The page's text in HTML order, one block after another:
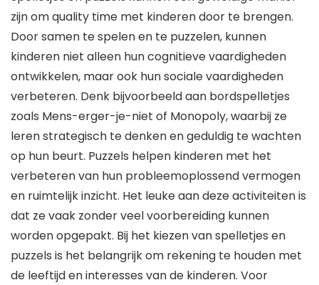
zijn om quality time met kinderen door te brengen.
Door samen te spelen en te puzzelen, kunnen
kinderen niet alleen hun cognitieve vaardigheden
ontwikkelen, maar ook hun sociale vaardigheden
verbeteren. Denk bijvoorbeeld aan bordspelletjes
zoals Mens-erger-je-niet of Monopoly, waarbij ze
leren strategisch te denken en geduldig te wachten
op hun beurt. Puzzels helpen kinderen met het
verbeteren van hun probleemoplossend vermogen
en ruimtelijk inzicht. Het leuke aan deze activiteiten is
dat ze vaak zonder veel voorbereiding kunnen
worden opgepakt. Bij het kiezen van spelletjes en
puzzels is het belangrijk om rekening te houden met
de leeftijd en interesses van de kinderen. Voor